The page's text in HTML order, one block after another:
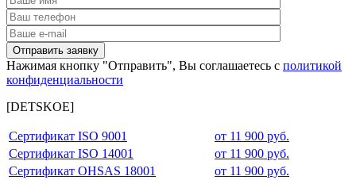
Нажимая кнопку "Отправить", Вы соглашаетесь с политикой
конфиденциальности
[DETSKOE]
Сертификат ISO 9001
от 11 900 руб.
Сертификат ISO 14001
от 11 900 руб.
Сертификат OHSAS 18001
от 11 900 руб.